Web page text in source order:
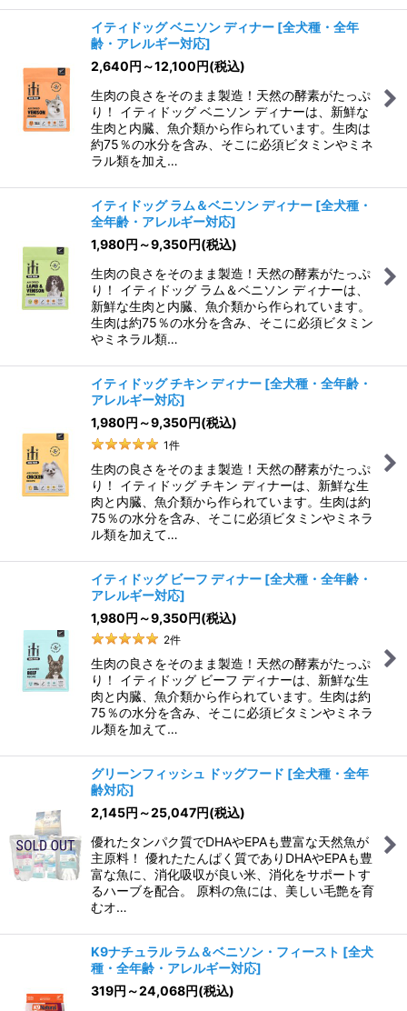
イティドッグ ベニソン ディナー [全犬種・全年
齢・アレルギー対応]
2,640円 ～12,100円(税込)
生肉の良さをそのまま製造！天然の酵素がたっぷ
り！ イティドッグ ベニソン ディナーは、新鮮な
生肉と内臓、魚介類から作られています。生肉は
約75％の水分を含み、そこに必須ビタミンやミネ
ラル類を加え…
イティドッグ ラム＆ベニソン ディナー [全犬種・
全年齢・アレルギー対応]
1,980円 ～9,350円(税込)
生肉の良さをそのまま製造！天然の酵素がたっぷ
り！ イティドッグ ラム＆ベニソン ディナーは、
新鮮な生肉と内臓、魚介類から作られています。
生肉は約75％の水分を含み、そこに必須ビタミン
やミネラル類…
イティドッグ チキン ディナー [全犬種・全年齢・
アレルギー対応]
1,980円 ～9,350円(税込)
1件
生肉の良さをそのまま製造！天然の酵素がたっぷ
り！ イティドッグ チキン ディナーは、新鮮な生
肉と内臓、魚介類から作られています。生肉は約
75％の水分を含み、そこに必須ビタミンやミネラ
ル類を加えて…
イティドッグ ビーフ ディナー [全犬種・全年齢・
アレルギー対応]
1,980円 ～9,350円(税込)
2件
生肉の良さをそのまま製造！天然の酵素がたっぷ
り！ イティドッグ ビーフ ディナーは、新鮮な生
肉と内臓、魚介類から作られています。生肉は約
75％の水分を含み、そこに必須ビタミンやミネラ
ル類を加えて…
グリーンフィッシュ ドッグフード [全犬種・全年
齢対応]
2,145円 ～25,047円(税込)
優れたタンパク質でDHAやEPAも豊富な天然魚が
主原料！ 優れたたんぱく質でありDHAやEPAも豊
富な魚に、消化吸収が良い米、消化をサポートす
るハーブを配合。 原料の魚には、美しい毛艶を育
むオ…
K9ナチュラル ラム＆ベニソン・フィースト [全犬
種・全年齢・アレルギー対応]
319円 ～24,068円(税込)